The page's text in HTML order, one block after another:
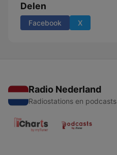
Delen
Facebook X
Radio Nederland
Radiostations en podcasts